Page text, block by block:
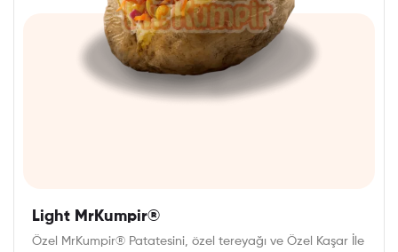
Light MrKumpir®
Özel MrKumpir® Patatesini, özel tereyağı ve Özel Kaşar İle